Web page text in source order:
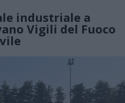
industriale a
Vigili del Fuoco